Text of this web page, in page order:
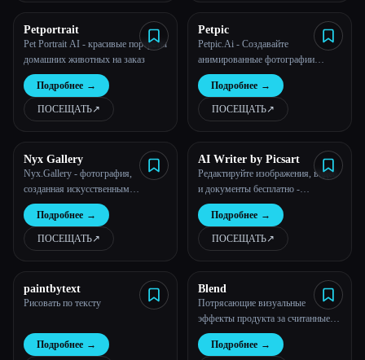
Petportrait
Pet Portrait AI - красивые портреты
домашних животных на заказ
Подробнее →
ПОСЕЩАТЬ↗︎
Petpic
Petpic.Ai - Создавайте
анимированные фотографии
своего питомца с помощью
искусственного интеллекта
Подробнее →
ПОСЕЩАТЬ↗︎
Nyx Gallery
Nyx.Gallery - фотография,
созданная искусственным
интеллектом.
Подробнее →
ПОСЕЩАТЬ↗︎
AI Writer by Picsart
Редактируйте изображения, видео
и документы бесплатно -
Quicktools от Picsart
Подробнее →
ПОСЕЩАТЬ↗︎
paintbytext
Рисовать по тексту
Подробнее →
Blend
Потрясающие визуальные
эффекты продукта за считанные
секунды с помощью ИИ
Подробнее →